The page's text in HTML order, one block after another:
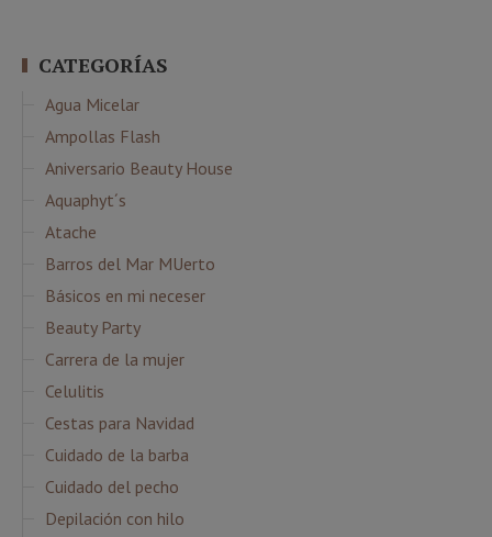
CATEGORÍAS
Agua Micelar
Ampollas Flash
Aniversario Beauty House
Aquaphyt´s
Atache
Barros del Mar MUerto
Básicos en mi neceser
Beauty Party
Carrera de la mujer
Celulitis
Cestas para Navidad
Cuidado de la barba
Cuidado del pecho
Depilación con hilo